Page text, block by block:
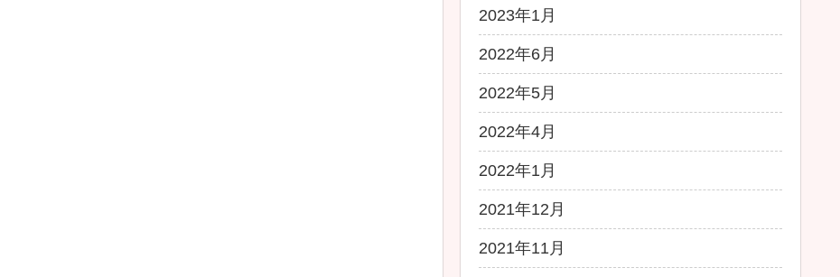
2023年1月
2022年6月
2022年5月
2022年4月
2022年1月
2021年12月
2021年11月